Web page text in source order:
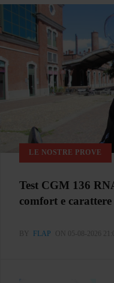
LE NOSTRE PROVE
Test CGM 136
comfort e carattere
BY FLAP ON 05-08-2026